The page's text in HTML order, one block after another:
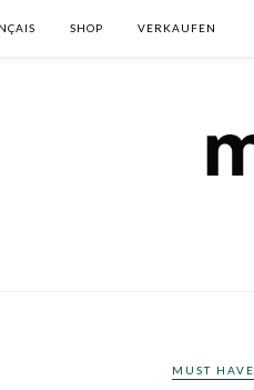
SHOP VERKAUFEN
MUST HAVE